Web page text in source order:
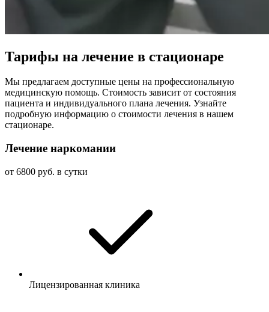
Тарифы на лечение в стационаре
Мы предлагаем доступные цены на профессиональную
медицинскую помощь. Стоимость зависит от состояния
пациента и индивидуального плана лечения. Узнайте
подробную информацию о стоимости лечения в нашем
стационаре.
Лечение наркомании
от 6800 руб. в сутки
Лицензированная клиника